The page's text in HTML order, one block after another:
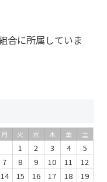
合に所属していま
月 火 水 木 金 土
1 2 3 4
5
7 8 9 10 11
12
14 15 16 17 18
19